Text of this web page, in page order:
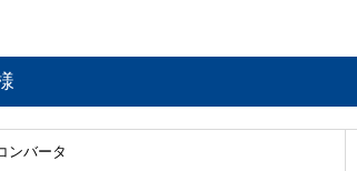
ンバータ